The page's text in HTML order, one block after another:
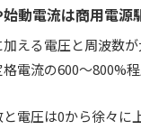
動電流は商用電源
える電圧と周波数
電流の600～800%程
電圧は0から徐々